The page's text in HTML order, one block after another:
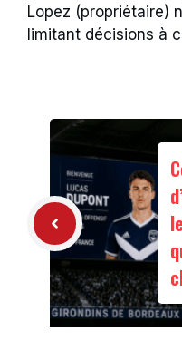
Lopez (propriétaire)
limitant décisions à